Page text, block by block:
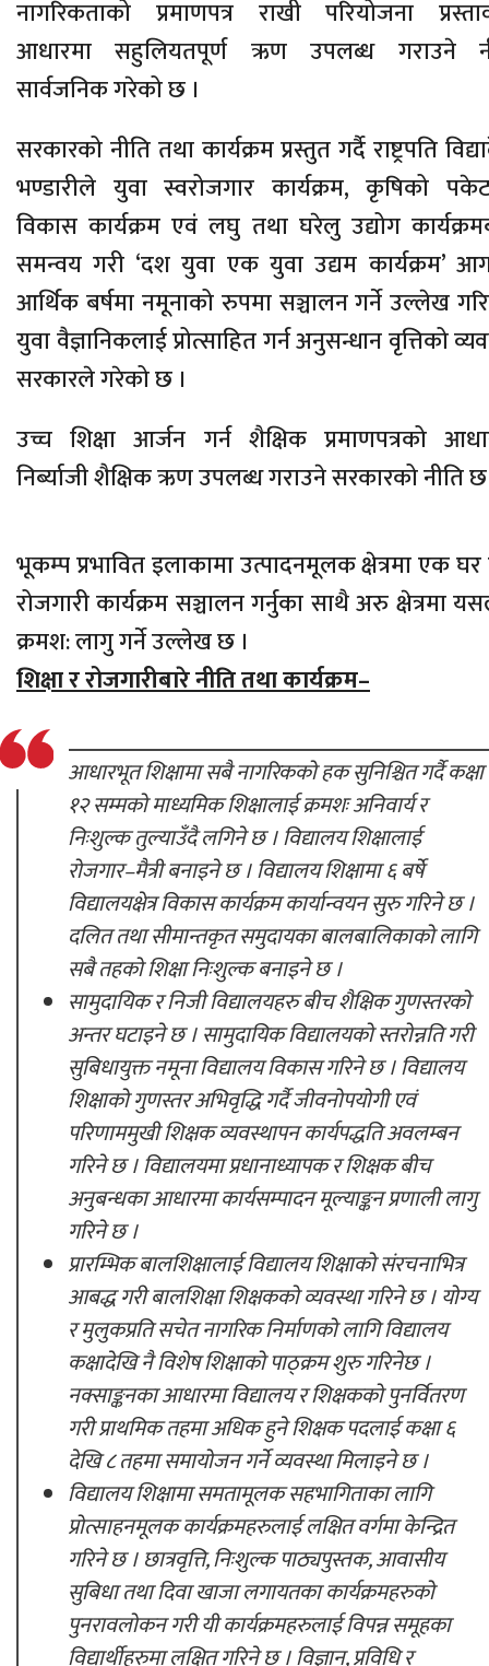
नागरिकताको प्रमाणपत्र राखी परियोजना
आधारमा सहुलियतपूर्ण ऋण उपलब्ध गराउने
सार्वजनिक गरेको छ ।
सरकारको नीति तथा कार्यक्रम प्रस्तुत गर्दै राष्ट्रपति
भण्डारीले युवा स्वरोजगार कार्यक्रम, कृषिको
विकास कार्यक्रम एवं लघु तथा घरेलु उद्योग
समन्वय गरी ‘दश युवा एक युवा उद्यम कार्यक्रम’
आर्थिक बर्षमा नमूनाको रुपमा सञ्चालन गर्ने उल्लेख
युवा वैज्ञानिकलाई प्रोत्साहित गर्न अनुसन्धान वृत्तिको
सरकारले गरेको छ ।
उच्च शिक्षा आर्जन गर्न शैक्षिक प्रमाणपत्रको
निर्ब्याजी शैक्षिक ऋण उपलब्ध गराउने सरकारको नीति
भूकम्प प्रभावित इलाकामा उत्पादनमूलक क्षेत्रमा एक
रोजगारी कार्यक्रम सञ्चालन गर्नुका साथै अरु क्षेत्रमा
क्रमश: लागु गर्ने उल्लेख छ ।
शिक्षा र रोजगारीबारे नीति तथा कार्यक्रम–
आधारभूत शिक्षामा सबै नागरिकको हक सुनिश्चित गर्दै कक्षा
१२ सम्मको माध्यमिक शिक्षालाई क्रमशः अनिवार्य र
निःशुल्क तुल्याउँदै लगिने छ । विद्यालय शिक्षालाई
रोजगार–मैत्री बनाइने छ । विद्यालय शिक्षामा ६ बर्षे
विद्यालयक्षेत्र विकास कार्यक्रम कार्यान्वयन सुरु गरिने छ ।
दलित तथा सीमान्तकृत समुदायका बालबालिकाको लागि
सबै तहको शिक्षा निःशुल्क बनाइने छ ।
सामुदायिक र निजी विद्यालयहरु बीच शैक्षिक गुणस्तरको
अन्तर घटाइने छ । सामुदायिक विद्यालयको स्तरोन्नति गरी
सुबिधायुक्त नमूना विद्यालय विकास गरिने छ । विद्यालय
शिक्षाको गुणस्तर अभिवृद्धि गर्दै जीवनोपयोगी एवं
परिणाममुखी शिक्षक व्यवस्थापन कार्यपद्धति अवलम्बन
गरिने छ । विद्यालयमा प्रधानाध्यापक र शिक्षक बीच
अनुबन्धका आधारमा कार्यसम्पादन मूल्याङ्कन प्रणाली लागु
गरिने छ ।
प्रारम्भिक बालशिक्षालाई विद्यालय शिक्षाको संरचनाभित्र
आबद्ध गरी बालशिक्षा शिक्षकको व्यवस्था गरिने छ । योग्य
र मुलुकप्रति सचेत नागरिक निर्माणको लागि विद्यालय
कक्षादेखि नै विशेष शिक्षाको पाठ्क्रम शुरु गरिनेछ ।
नक्साङ्कनका आधारमा विद्यालय र शिक्षकको पुनर्वितरण
गरी प्राथमिक तहमा अधिक हुने शिक्षक पदलाई कक्षा ६
देखि ८ तहमा समायोजन गर्ने व्यवस्था मिलाइने छ ।
विद्यालय शिक्षामा समतामूलक सहभागिताका लागि
प्रोत्साहनमूलक कार्यक्रमहरुलाई लक्षित वर्गमा केन्द्रित
गरिने छ । छात्रवृत्ति, निःशुल्क पाठ्यपुस्तक, आवासीय
सुबिधा तथा दिवा खाजा लगायतका कार्यक्रमहरुको
पुनरावलोकन गरी यी कार्यक्रमहरुलाई विपन्न समूहका
विद्यार्थीहरुमा लक्षित गरिने छ । विज्ञान, प्रविधि र